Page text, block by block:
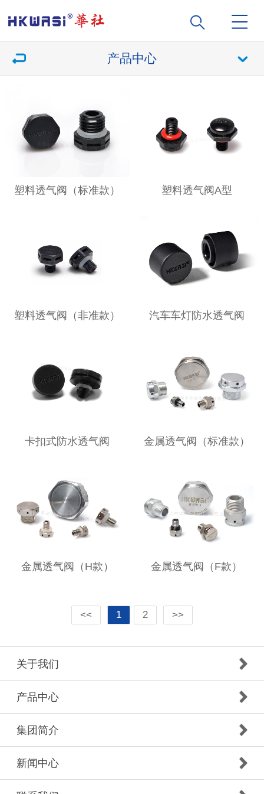
产品中心
塑料透气阀（标准款） 塑料透气阀A型
塑料透气阀（非准款） 汽车车灯防水透气阀
卡扣式防水透气阀 金属透气阀（标准款）
金属透气阀（H款） 金属透气阀（F款）
<< 1 2 >>
关于我们
产品中心
集团简介
新闻中心